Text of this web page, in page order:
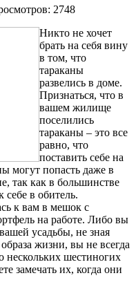
2748
Никто не хочет
брать на себя вину
в том, что
тараканы
развелись в доме.
Признаться, что в
вашем жилище
поселились
тараканы – это все
равно, что
поставить себе на
могут попасть даже в
так как в большинстве
себе в обитель.
к вам в мешок с
на работе. Либо вы
усадьбы, не зная
жизни, вы не всегда
нескольких шестиногих
замечать их, когда они